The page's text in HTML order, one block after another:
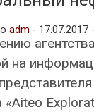
adm - 17.07.2017 -
на
«Aiteo